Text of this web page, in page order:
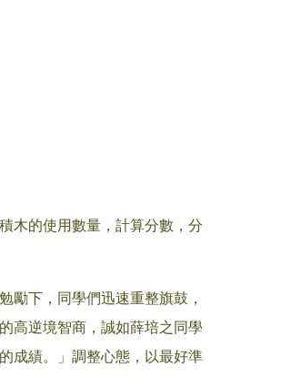
木的使用數量，計算分數，分
勵下，同學們迅速重整旗鼓，
高逆境智商，誠如薛培之同學
成績。」調整心態，以最好準